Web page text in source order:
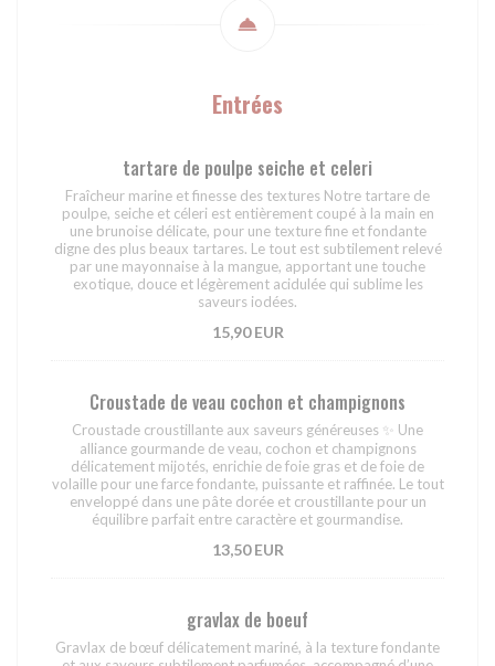
Entrées
tartare de poulpe seiche et celeri
Fraîcheur marine et finesse des textures Notre tartare de
poulpe, seiche et céleri est entièrement coupé à la main en
une brunoise délicate, pour une texture fine et fondante
digne des plus beaux tartares. Le tout est subtilement relevé
par une mayonnaise à la mangue, apportant une touche
exotique, douce et légèrement acidulée qui sublime les
saveurs iodées.
15,90 EUR
Croustade de veau cochon et champignons
Croustade croustillante aux saveurs généreuses ✨ Une
alliance gourmande de veau, cochon et champignons
délicatement mijotés, enrichie de foie gras et de foie de
volaille pour une farce fondante, puissante et raffinée. Le tout
enveloppé dans une pâte dorée et croustillante pour un
équilibre parfait entre caractère et gourmandise.
13,50 EUR
gravlax de boeuf
Gravlax de bœuf délicatement mariné, à la texture fondante